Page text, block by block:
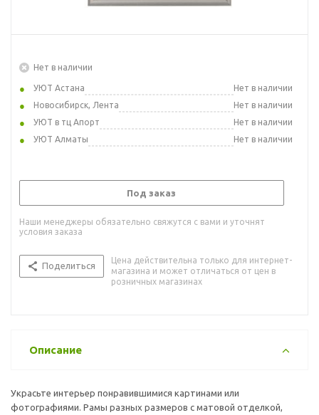
Нет в наличии
УЮТ Астана
Нет в наличии
Новосибирск, Лента
Нет в наличии
УЮТ в тц Апорт
Нет в наличии
УЮТ Алматы
Нет в наличии
Под заказ
Наши менеджеры обязательно свяжутся с вами и уточнят
условия заказа
Поделиться
Цена действительна только для интернет-
магазина и может отличаться от цен в
розничных магазинах
Описание
Украсьте интерьер понравившимися картинами или
фотографиями. Рамы разных размеров с матовой отделкой,